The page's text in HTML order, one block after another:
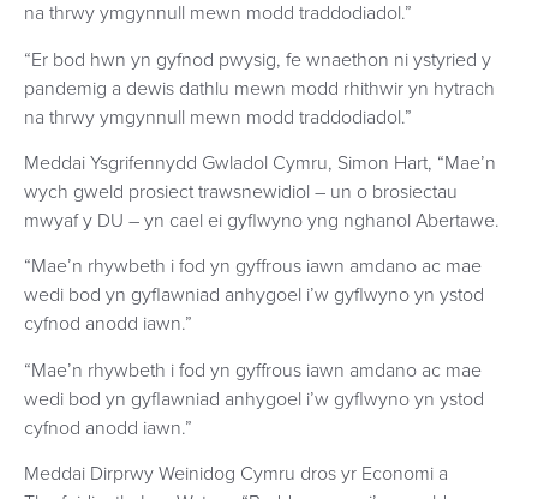
na thrwy ymgynnull mewn modd traddodiadol.”
“Er bod hwn yn gyfnod pwysig, fe wnaethon ni ystyried y
pandemig a dewis dathlu mewn modd rhithwir yn hytrach
na thrwy ymgynnull mewn modd traddodiadol.”
Meddai Ysgrifennydd Gwladol Cymru, Simon Hart, “Mae’n
wych gweld prosiect trawsnewidiol – un o brosiectau
mwyaf y DU – yn cael ei gyflwyno yng nghanol Abertawe.
“Mae’n rhywbeth i fod yn gyffrous iawn amdano ac mae
wedi bod yn gyflawniad anhygoel i’w gyflwyno yn ystod
cyfnod anodd iawn.”
“Mae’n rhywbeth i fod yn gyffrous iawn amdano ac mae
wedi bod yn gyflawniad anhygoel i’w gyflwyno yn ystod
cyfnod anodd iawn.”
Meddai Dirprwy Weinidog Cymru dros yr Economi a